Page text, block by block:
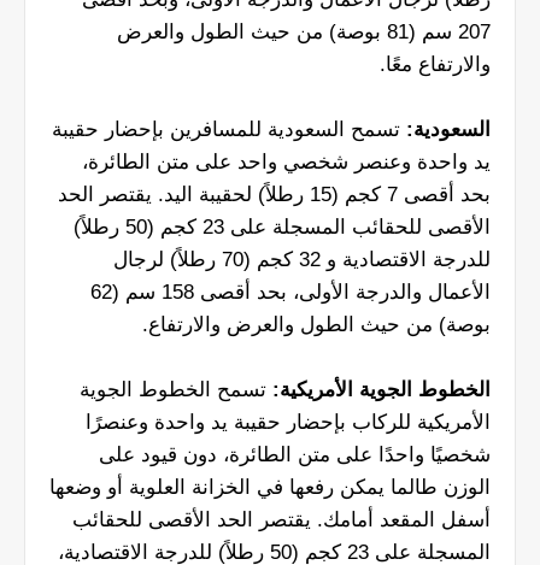
207 سم (81 بوصة) من حيث الطول والعرض
والارتفاع معًا.
السعودية: تسمح السعودية للمسافرين بإحضار حقيبة
يد واحدة وعنصر شخصي واحد على متن الطائرة،
بحد أقصى 7 كجم (15 رطلاً) لحقيبة اليد. يقتصر الحد
الأقصى للحقائب المسجلة على 23 كجم (50 رطلاً)
للدرجة الاقتصادية و 32 كجم (70 رطلاً) لرجال
الأعمال والدرجة الأولى، بحد أقصى 158 سم (62
بوصة) من حيث الطول والعرض والارتفاع.
الخطوط الجوية الأمريكية: تسمح الخطوط الجوية
الأمريكية للركاب بإحضار حقيبة يد واحدة وعنصرًا
شخصيًا واحدًا على متن الطائرة، دون قيود على
الوزن طالما يمكن رفعها في الخزانة العلوية أو وضعها
أسفل المقعد أمامك. يقتصر الحد الأقصى للحقائب
المسجلة على 23 كجم (50 رطلاً) للدرجة الاقتصادية،